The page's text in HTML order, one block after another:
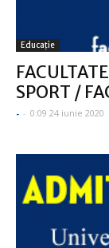
Educație
SPORT /
- - 0:09 24 iunie 2020